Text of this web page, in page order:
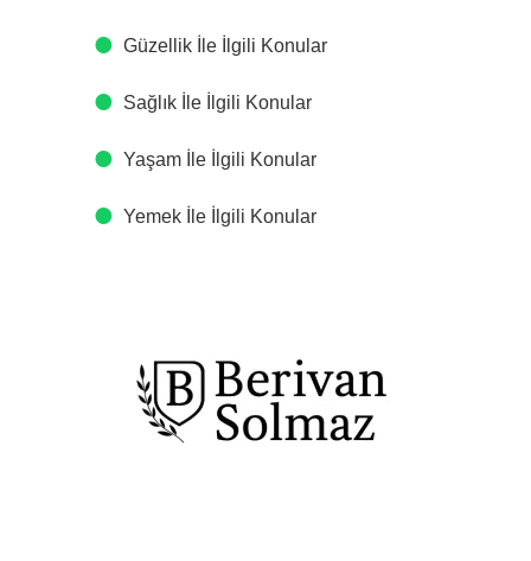
Güzellik İle İlgili Konular
Sağlık İle İlgili Konular
Yaşam İle İlgili Konular
Yemek İle İlgili Konular